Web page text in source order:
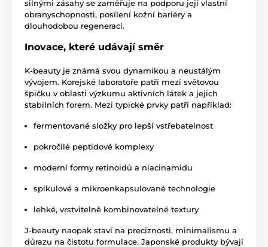
silnými zásahy se zaměřuje na podporu její vlastní
obranyschopnosti, posílení kožní bariéry a
dlouhodobou regeneraci.
Inovace, které udávají směr
K-beauty je známá svou dynamikou a neustálým
vývojem. Korejské laboratoře patří mezi světovou
špičku v oblasti výzkumu aktivních látek a jejich
stabilních forem. Mezi typické prvky patří například:
fermentované složky pro lepší vstřebatelnost
pokročilé peptidové komplexy
moderní formy retinoidů a niacinamidu
spikulové a mikroenkapsulované technologie
lehké, vrstvitelně kombinovatelné textury
J-beauty naopak staví na preciznosti, minimalismu a
důrazu na čistotu formulace. Japonské produkty bývají